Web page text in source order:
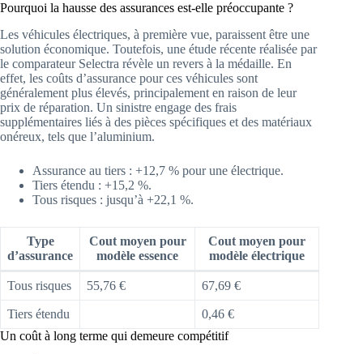
Pourquoi la hausse des assurances est-elle préoccupante ?
Les véhicules électriques, à première vue, paraissent être une
solution économique. Toutefois, une étude récente réalisée par
le comparateur Selectra révèle un revers à la médaille. En
effet, les coûts d’assurance pour ces véhicules sont
généralement plus élevés, principalement en raison de leur
prix de réparation. Un sinistre engage des frais
supplémentaires liés à des pièces spécifiques et des matériaux
onéreux, tels que l’aluminium.
Assurance au tiers : +12,7 % pour une électrique.
Tiers étendu : +15,2 %.
Tous risques : jusqu’à +22,1 %.
Type
d’assurance
Cout moyen pour
modèle essence
Cout moyen pour
modèle électrique
Tous risques 55,76 € 67,69 €
Tiers étendu
0,46 €
Un coût à long terme qui demeure compétitif